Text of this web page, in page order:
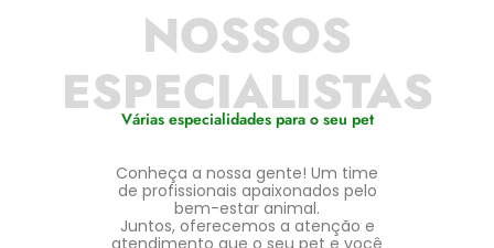
NOSSOS
ESPECIALISTAS
Várias especialidades para o seu pet
Conheça a nossa gente! Um time
de profissionais apaixonados pelo
bem-estar animal.
Juntos, oferecemos a atenção e
atendimento que o seu pet e você